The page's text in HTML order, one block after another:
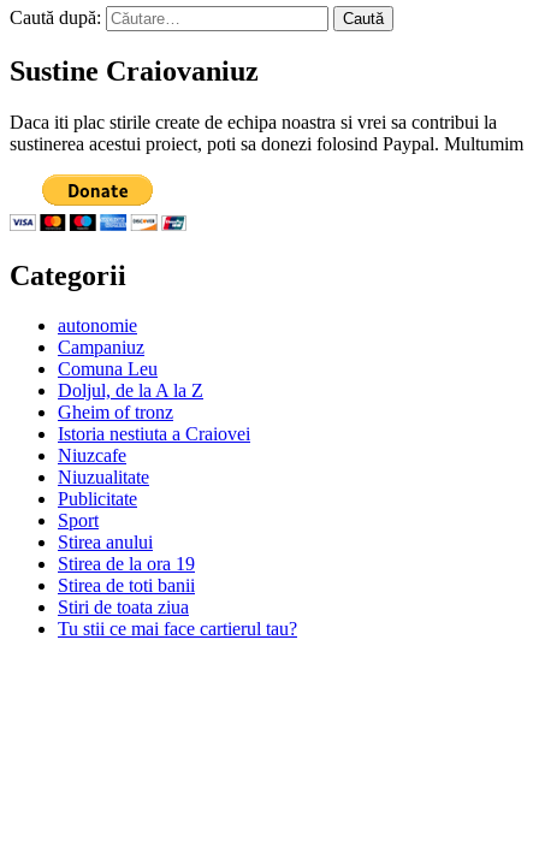
Caută după:
Sustine Craiovaniuz
Daca iti plac stirile create de echipa noastra si vrei sa contribui la
sustinerea acestui proiect, poti sa donezi folosind Paypal. Multumim
Categorii
autonomie
Campaniuz
Comuna Leu
Doljul, de la A la Z
Gheim of tronz
Istoria nestiuta a Craiovei
Niuzcafe
Niuzualitate
Publicitate
Sport
Stirea anului
Stirea de la ora 19
Stirea de toti banii
Stiri de toata ziua
Tu stii ce mai face cartierul tau?